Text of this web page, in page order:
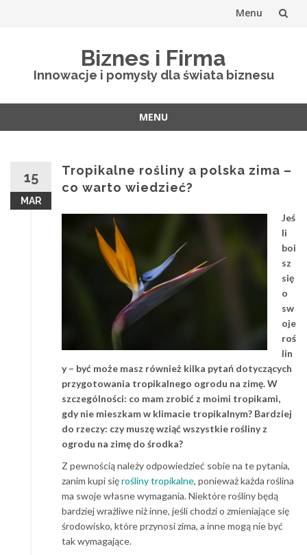
Menu
Biznes i Firma
Innowacje i pomysły dla świata biznesu
MENU
15
MAR
Tropikalne rośliny a polska zima –
co warto wiedzieć?
Jeś
li
boi
sz
się
o
sw
oje
roś
lin
y – być może masz również kilka pytań dotyczących
przygotowania tropikalnego ogrodu na zimę. W
szczególności: co mam zrobić z moimi tropikami,
gdy nie mieszkam w klimacie tropikalnym? Bardziej
do rzeczy: czy muszę wziąć wszystkie rośliny z
ogrodu na zimę do środka?
Z pewnością należy odpowiedzieć sobie na te pytania,
zanim kupi sięrośliny tropikalne, ponieważ każda roślina
ma swoje własne wymagania. Niektóre rośliny będą
bardziej wrażliwe niż inne, jeśli chodzi o zmieniające się
środowisko, które przynosi zima, a inne mogą nie być
tak wymagające.